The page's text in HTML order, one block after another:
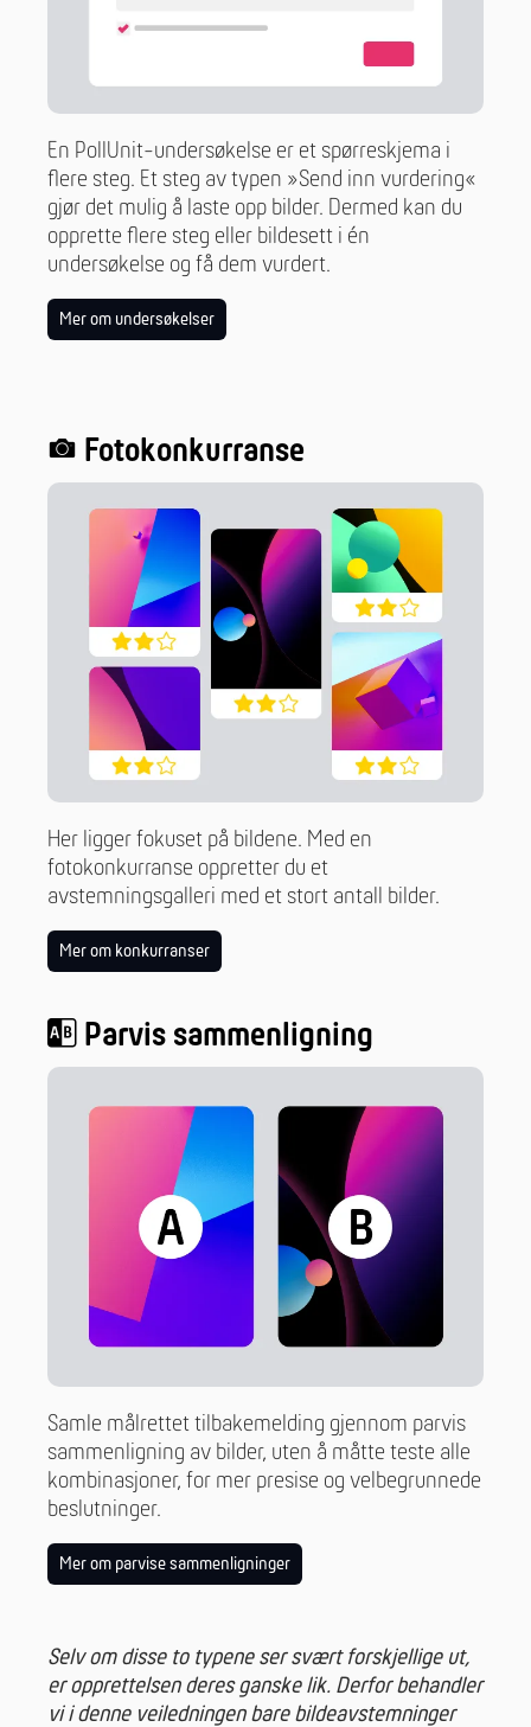
En PollUnit-undersøkelse er et spørreskjema i
flere steg. Et steg av typen »Send inn vurdering«
gjør det mulig å laste opp bilder. Dermed kan du
opprette flere steg eller bildesett i én
undersøkelse og få dem vurdert.
Mer om undersøkelser
Fotokonkurranse
Her ligger fokuset på bildene. Med en
fotokonkurranse oppretter du et
avstemningsgalleri med et stort antall bilder.
Mer om konkurranser
Parvis sammenligning
Samle målrettet tilbakemelding gjennom parvis
sammenligning av bilder, uten å måtte teste alle
kombinasjoner, for mer presise og velbegrunnede
beslutninger.
Mer om parvise sammenligninger
Selv om disse to typene ser svært forskjellige ut,
er opprettelsen deres ganske lik. Derfor behandler
vi i denne veiledningen bare bildeavstemninger